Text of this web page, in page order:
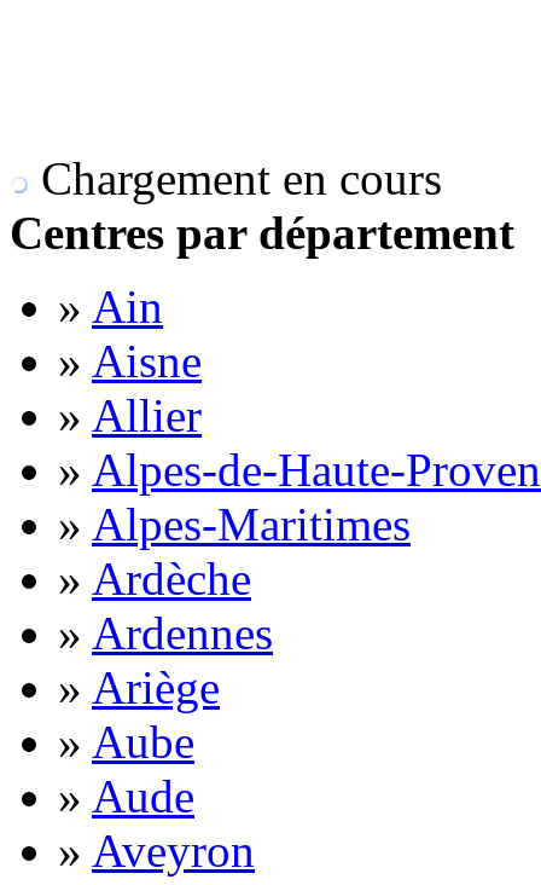
Chargement en cours
Centres par département
» Ain
» Aisne
» Allier
» Alpes-de-Haute-
» Alpes-Maritimes
» Ardèche
» Ardennes
» Ariège
» Aube
» Aude
» Aveyron